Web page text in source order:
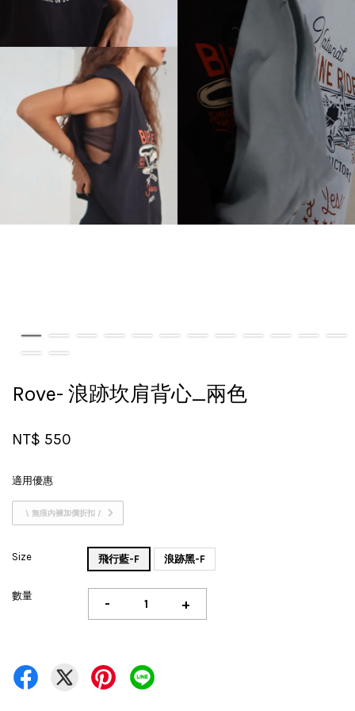
Rove- 浪跡坎肩背心_兩色
NT$ 550
適用優惠
\ 無痕內褲加價折扣 /
Size 飛行藍-F 浪跡黑-F
數量 - +